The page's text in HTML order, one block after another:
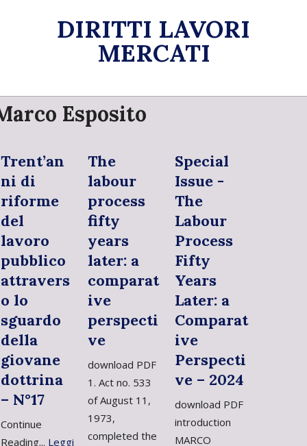
DIRITTI LAVORI
MERCATI
Primary
Navigation
Esposito
Trent’an
ni di
riforme
del
lavoro
pubblico
attravers
o lo
sguardo
della
giovane
dottrina
– N°17
Continue
Reading... Leggi
The
labour
process
fifty
years
later: a
comparat
ive
perspecti
ve
download PDF
1. Act no. 533
of August 11,
1973,
completed the
Special
Issue -
The
Labour
Process
Fifty
Years
Later: a
Comparat
ive
Perspecti
ve – 2024
download PDF
introduction
MARCO